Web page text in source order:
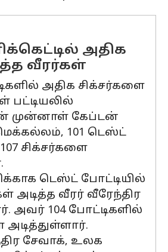
அதிக
வீரர்கள்
அதிக சிக்சர்களை
பட்டியலில்
முன்னாள் கேப்டன்
101 டெஸ்ட்
சிக்சர்களை
டெஸ்ட் போட்டியில்
அடித்த வீரர் வீரேந்திர
அவர் 104 போட்டிகளில்
அடித்துள்ளார்.
சேவாக், உலக